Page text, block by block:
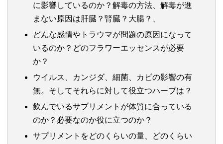
に影響しているのか？解毒の方法、解毒が進
まない原因は肝臓？腎臓？大腸？、
どんな感情やトラウマが問題の原因になって
いるのか？どのフラワーエッセンスが必要
か？
ウイルス、カンジダ、細菌、カビの影響の有
無。そしてそれらに対して役立つハーブは？
飲んでいるサプリメントが体質に合っている
のか？必要なのか役に立つのか？
サプリメントをどのくらいの量、どのくらい